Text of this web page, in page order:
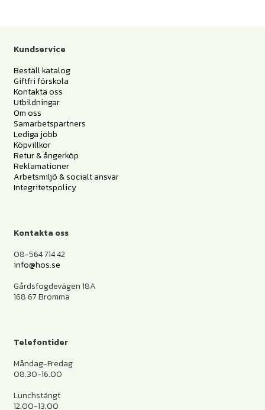
Kundservice
Beställ katalog
Giftfri förskola
Kontakta oss
Utbildningar
Om oss
Samarbetspartners
Lediga jobb
Köpvillkor
Retur & ångerköp
Reklamationer
Arbetsmiljö & socialt ansvar
Integritetspolicy
Kontakta oss
08-564 714 42
info@hos.se
Gårdsfogdevägen 18A
168 67 Bromma
Telefontider
Måndag-Fredag
08.30-16.00
Lunchstängt
12.00-13.00